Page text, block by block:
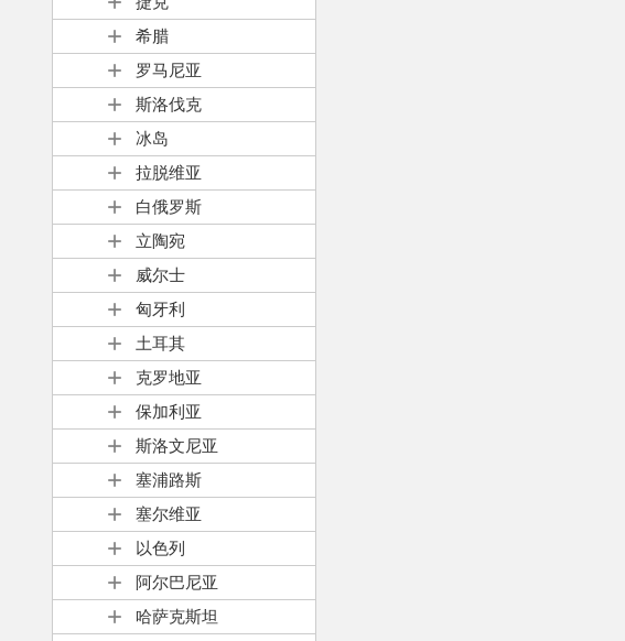
希腊
罗马尼亚
斯洛伐克
冰岛
拉脱维亚
白俄罗斯
立陶宛
威尔士
匈牙利
土耳其
克罗地亚
保加利亚
斯洛文尼亚
塞浦路斯
塞尔维亚
以色列
阿尔巴尼亚
哈萨克斯坦